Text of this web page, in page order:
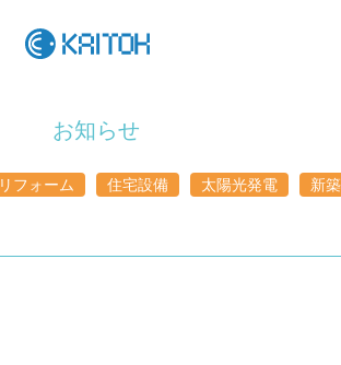
お知らせ
リフォーム 住宅設備 太陽光発電 新